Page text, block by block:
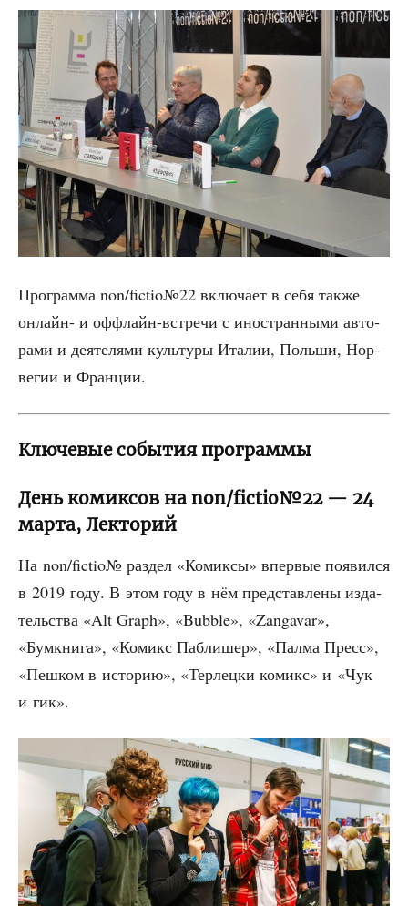
Про­грам­ма non/fictio№22 вклю­ча­ет в себя так­же
онлайн- и оффлайн-встре­чи с ино­стран­ны­ми авто­
ра­ми и дея­те­ля­ми куль­ту­ры Ита­лии, Поль­ши, Нор­
ве­гии и Франции.
Ключевые события программы
День комиксов на non/fictio№22 — 24
марта, Лекторий
На non/fictio№ раз­дел «Комик­сы» впер­вые появил­ся
в 2019 году. В этом году в нём пред­став­ле­ны изда­
тель­ства «Alt Graph», «Bubble», «Zangavar»,
«Бумкни­га», «Комикс Паб­ли­шер», «Пал­ма Пресс»,
«Пеш­ком в исто­рию», «Тер­лец­ки комикс» и «Чук
и гик».